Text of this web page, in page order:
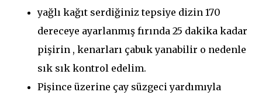
yağlı kağıt serdiğiniz tepsiye dizin 170
dereceye ayarlanmış fırında 25 dakika kadar
pişirin , kenarları çabuk yanabilir o nedenle
sık sık kontrol edelim.
Pişince üzerine çay süzgeci yardımıyla